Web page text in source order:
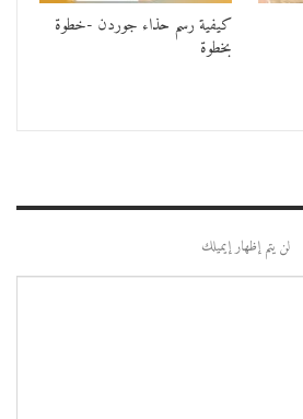
كيفية رسم حذاء جوردن -خطوة
بخطوة
لن يتم إظهار إيميلك